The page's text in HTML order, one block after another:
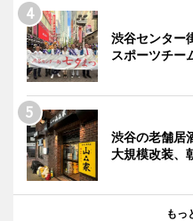
渋谷センター
スポーツチー
渋谷の老舗居
大規模改装、
もっ